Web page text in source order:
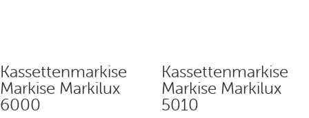
Kassettenmarkise
Markise Markilux
6000
Kassettenmarkise
Markise Markilux
5010